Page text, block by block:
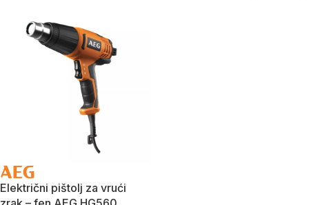
Električni pištolj za vrući